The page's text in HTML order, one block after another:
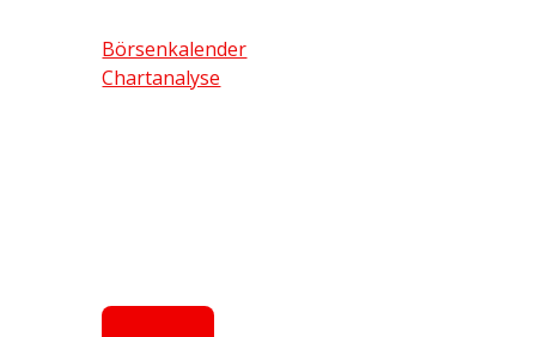
Börsenkalender
Chartanalyse